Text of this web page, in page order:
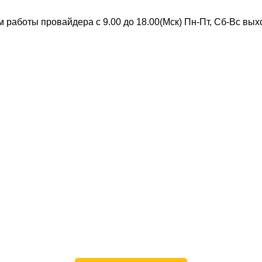
работы провайдера с 9.00 до 18.00(Мск) Пн-Пт, Сб-Вс